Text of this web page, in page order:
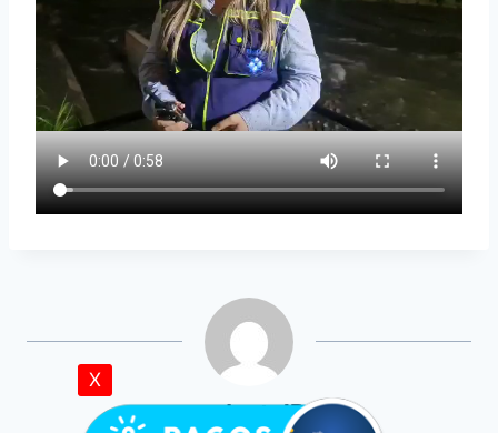
acueductoIBAL
X